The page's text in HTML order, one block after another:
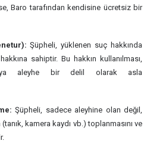
Baro tarafından kendisine ücretsiz bir
Şüpheli, yüklenen suç hakkında
sahiptir. Bu hakkın kullanılması,
aleyhe bir delil olarak asla
Şüpheli, sadece aleyhine olan değil,
kamera kaydı vb.) toplanmasını ve